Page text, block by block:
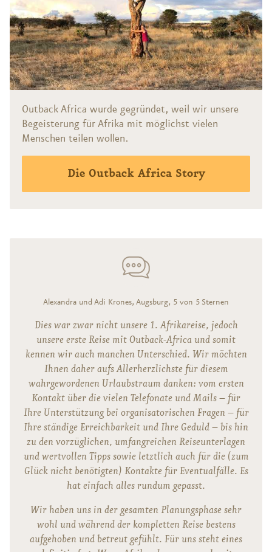
Outback Africa wurde gegründet, weil wir unsere
Begeisterung für Afrika mit möglichst vielen
Menschen teilen wollen.
Die Outback Africa Story
Alexandra und Adi Krones, Augsburg, 5 von 5 Sternen
Dies war zwar nicht unsere 1. Afrikareise, jedoch
unsere erste Reise mit Outback-Africa und somit
kennen wir auch manchen Unterschied. Wir möchten
Ihnen daher aufs Allerherzlichste für diesem
wahrgewordenen Urlaubstraum danken: vom ersten
Kontakt über die vielen Telefonate und Mails – für
Ihre Unterstützung bei organisatorischen Fragen – für
Ihre ständige Erreichbarkeit und Ihre Geduld – bis hin
zu den vorzüglichen, umfangreichen Reiseunterlagen
und wertvollen Tipps sowie letztlich auch für die (zum
Glück nicht benötigten) Kontakte für Eventualfälle. Es
hat einfach alles rundum gepasst.
Wir haben uns in der gesamten Planungsphase sehr
wohl und während der kompletten Reise bestens
aufgehoben und betreut gefühlt. Für uns steht eines